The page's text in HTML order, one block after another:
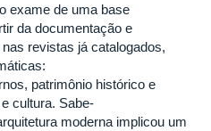
exame de uma base
da documentação e
revistas já catalogados,
patrimônio histórico e
cultura. Sabe-
moderna implicou um